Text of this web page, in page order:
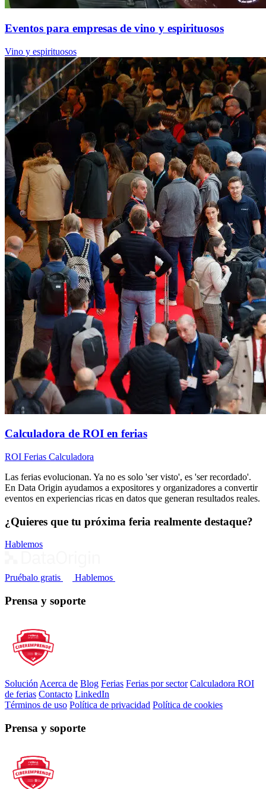
Eventos para empresas de vino y espirituosos
Vino y espirituosos
Calculadora de ROI en ferias
ROI Ferias Calculadora
Las ferias evolucionan. Ya no es solo 'ser visto', es 'ser recordado'.
En Data Origin ayudamos a expositores y organizadores a convertir
eventos en experiencias ricas en datos que generan resultados reales.
¿Quieres que tu próxima feria realmente destaque?
Hablemos
Pruébalo gratis Hablemos
Prensa y soporte
Solución Acerca de Blog Ferias Ferias por sector Calculadora ROI
de ferias Contacto LinkedIn
Términos de uso Política de privacidad Política de cookies
Prensa y soporte